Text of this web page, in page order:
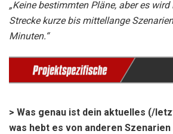
„Keine bestimmten Pläne, aber es wird
Strecke kurze bis mittellange
Minuten.“
> Was genau ist dein aktuelles (/
was hebt es von anderen Szenarien